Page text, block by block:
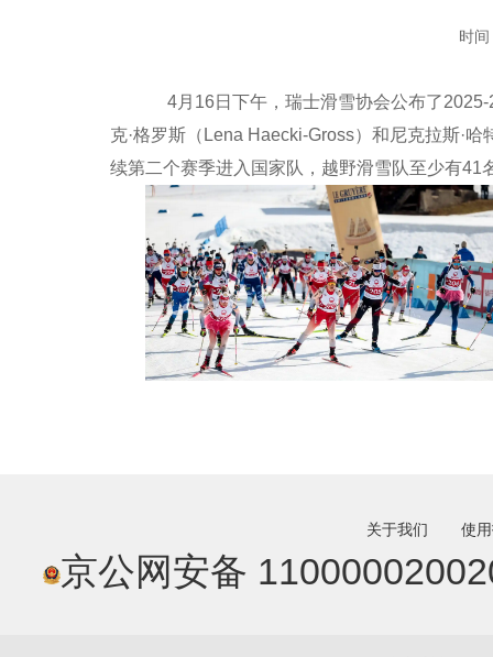
时
4月16日下午，瑞士滑雪协会公布了2025-
克·格罗斯（Lena Haecki-Gross）和尼克拉斯·
续第二个赛季进入国家队，越野滑雪队至少有41
关于我们 使
京公网安备